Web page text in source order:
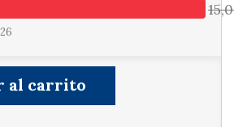
al carrito